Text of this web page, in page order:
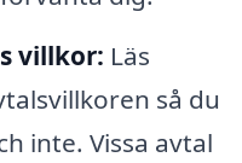
villkor: Läs
så du
inte. Vissa avtal